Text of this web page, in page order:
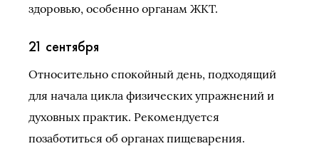
здоровью, особенно органам ЖКТ.
21 сентября
Относительно спокойный день, подходящий
для начала цикла физических упражнений и
духовных практик. Рекомендуется
позаботиться об органах пищеварения.